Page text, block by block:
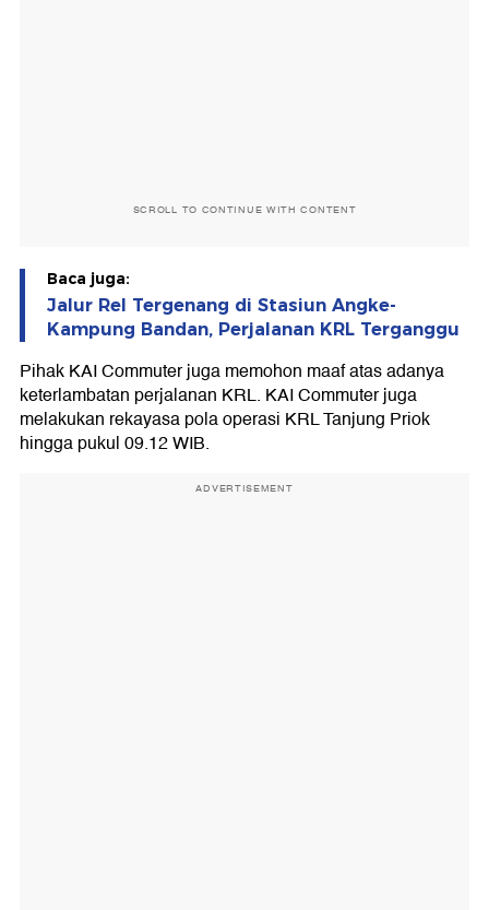
SCROLL TO CONTINUE WITH CONTENT
Baca juga:
Jalur Rel Tergenang di Stasiun Angke-
Kampung Bandan, Perjalanan KRL Terganggu
Pihak KAI Commuter juga memohon maaf atas adanya
keterlambatan perjalanan KRL. KAI Commuter juga
melakukan rekayasa pola operasi KRL Tanjung Priok
hingga pukul 09.12 WIB.
ADVERTISEMENT